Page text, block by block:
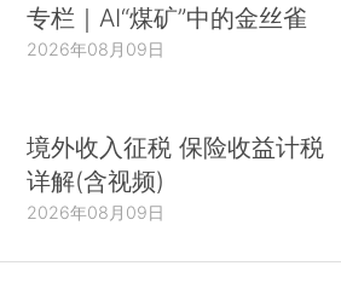
专栏｜AI“煤矿”中的金丝雀
2026年08月09日
境外收入征税 保险收益计税
详解(含视频)
2026年08月09日